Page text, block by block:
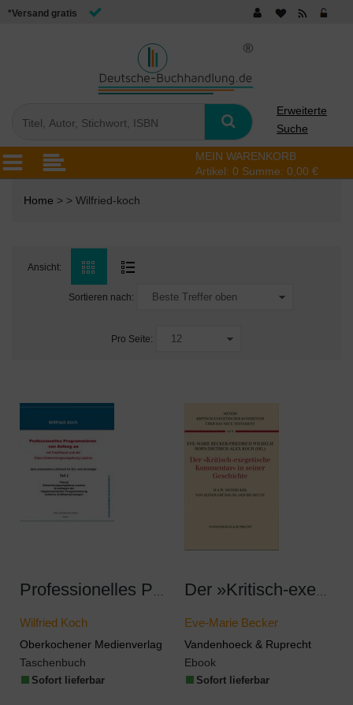
*Versand gratis
Erweiterte
Suche
MEIN WARENKORB
Artikel: 0 Summe: 0,00 €
Home > > Wilfried-koch
Ansicht:
Sortieren nach:
Pro Seite:
Wilfried Koch
Oberkochener Medienverlag
Taschenbuch
Sofort lieferbar
Eve-Marie Becker
Vandenhoeck & Ruprecht
Ebook
Sofort lieferbar